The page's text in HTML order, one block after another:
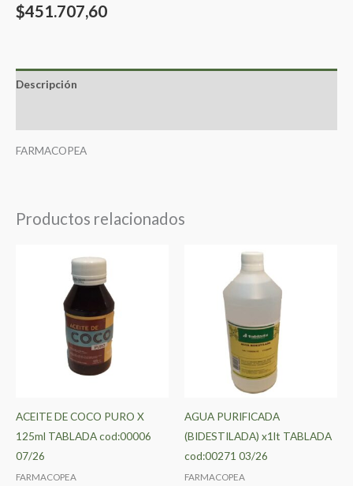
$451.707,60
Descripción
FARMACOPEA
Productos relacionados
ACEITE DE COCO PURO X
125ml TABLADA cod:00006
07/26
FARMACOPEA
AGUA PURIFICADA
(BIDESTILADA) x1lt TABLADA
cod:00271 03/26
FARMACOPEA